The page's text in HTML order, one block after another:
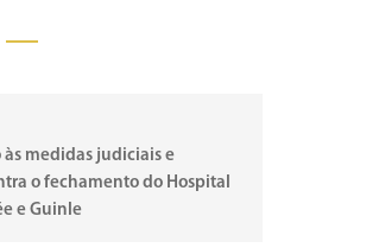
medidas judiciais e
o fechamento do Hospital
e Guinle